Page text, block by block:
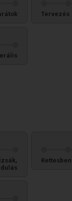
Tervezés
Kettesben